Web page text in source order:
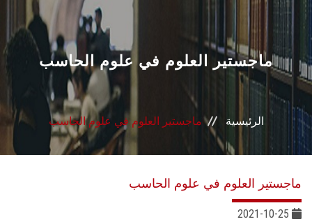
عن الجامعة
القطاعـات
الشئون الأكاديمية
البحث العلمي
ماجستير العلوم في علوم الحاسب
الرئيسية ماجستير العلوم في علوم الحاسب
ماجستير العلوم في علوم الحاسب